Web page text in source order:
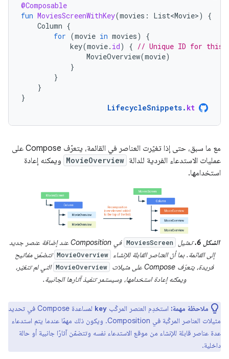
@Composable
fun MoviesScreenWithKey(movies : List<Movie>)
{
Column {
for (movie in movies)
{
key(movie. id) { // Unique ID for this
MovieOverview(movie)
}
}
}
}
LifecycleSnippets. kt
مع ما سبق، حتى إذا تغيّرت العناصر في القائمة، يتعرّف Compose على
عمليات الاستدعاء الفردية للدالة MovieOverview ويمكنه إعادة
استخدامها.
الشكل 6. تمثيل MoviesScreen
في Composition عند إضافة عنصر جديد
إلى القائمة. بما أنّ العناصر القابلة للإنشاء
MovieOverview تتضمّن مفاتيح
فريدة، يتعرّف Compose على مثيلات
MovieOverview التي لم تتغيّر،
ويمكنه إعادة استخدامها، وسيستمر تنفيذ آثارها الجانبية.
ملاحظة مهمة: استخدِم العنصر المركّب key
لمساعدة Compose في تحديد
مثيلات العناصر المركّبة في Composition. ويكون ذلك مهمًا عندما يتم استدعاء
عدة عناصر قابلة للإنشاء من موقع الاستدعاء نفسه وتتضمّن آثارًا جانبية أو حالة
داخلية.